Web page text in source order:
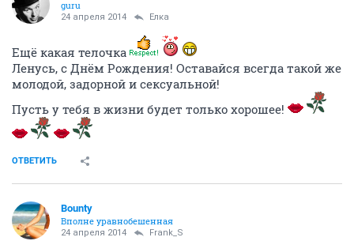
guru
24 апреля 2014 Ёлка
Ещё какая телочка
Ленусь, с Днём Рождения! Оставайся всегда такой же
молодой, задорной и сексуальной!
Пусть у тебя в жизни будет только хорошее!
ОТВЕТИТЬ
Bounty
Вполне уравнобешенная
24 апреля 2014 Frank_S